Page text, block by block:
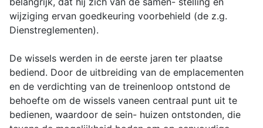
wijziging ervan goedkeuring voorbehield (de z.g.
Dienstreglementen).
De wissels werden in de eerste jaren ter plaatse
bediend. Door de uitbreiding van de emplacementen
en de verdichting van de treinenloop ontstond de
behoefte om de wissels vaneen centraal punt uit te
bedienen, waardoor de sein- huizen ontstonden, die